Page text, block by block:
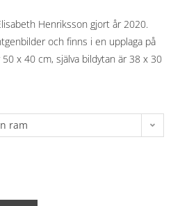
Henriksson gjort år 2020.
och finns i en upplaga på
x 40 cm, själva bildytan är 38 x 30
ram